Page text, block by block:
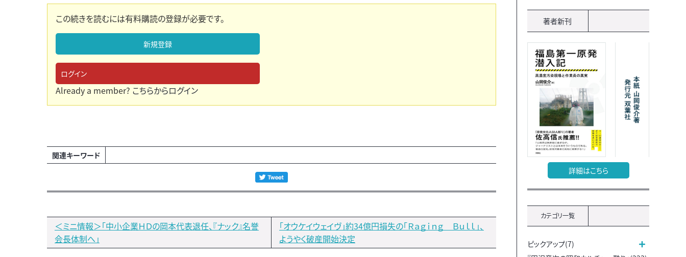
この続きを読むには有料購読の登録が必要です。
新規登録
ログイン
Already a member? こちらからログイン
関連キーワード
＜ミニ情報＞「中小企業ＨＤの岡本代表退任、『ナック』名誉
会長体制へ」
「オウケイウェイヴ」約34億円損失の「Ｒａｇｉｎｇ Ｂｕｌｌ」、
ようやく破産開始決定
著者新刊
詳細はこちら
カテゴリ一覧
ピックアップ(7)